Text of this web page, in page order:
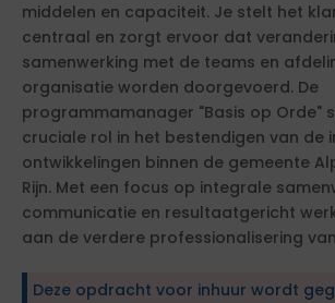
middelen en capaciteit. Je stelt het
centraal en zorgt ervoor dat
samenwerking met de teams en
organisatie worden doorgevoerd. De
programmamanager "Basis op Orde"
cruciale rol in het bestendigen van de
ontwikkelingen binnen de gemeente
Rijn. Met een focus op integrale
communicatie en resultaatgericht
aan de verdere professionalisering
Deze opdracht voor inhuur wordt